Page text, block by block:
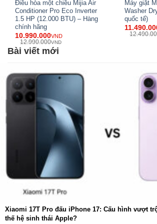
chính xác cao và độ bền vượt trội. Máy
Vino là loại cao cấp, có khả năng thay đổi
vận hành ổn định và hiệu suất bền vững
Điều hòa một chiều Mijia Air
Conditioner Pro Eco Inverter
1.5 HP (12.000 BTU) – Hàng
chính hãng
10.990.000VND
12.990.000VND
Máy giặt
Washer
quốc tế)
Bài viết mới
Xiaomi 17T Pro đấu iPhone 17: Cấu hình vượt
thế hệ sinh thái Apple?